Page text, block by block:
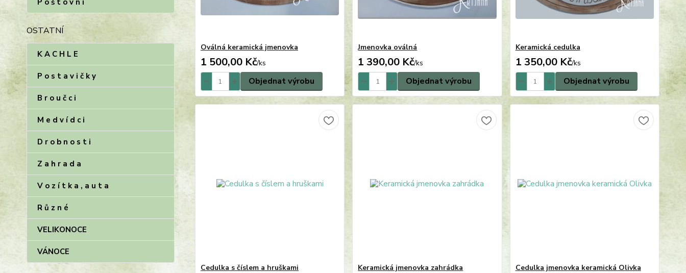
P o š t o v n í
OSTATNÍ
K A C H L E
P o s t a v i č k y
B r o u č c i
M e d v í d c i
D r o b n o s t i
Z a h r a d a
V o z í t k a , a u t a
R ů z n é
VELIKONOCE
VÁNOCE
Oválná keramická jmenovka
1 500,00 Kč/ks
Objednat výrobu
Jmenovka oválná
1 390,00 Kč/ks
Objednat výrobu
Keramická cedulka
1 350,00 Kč/ks
Objednat výrobu
Cedulka s číslem a hruškami Keramická jmenovka zahrádka Cedulka jmenovka keramická Olivka